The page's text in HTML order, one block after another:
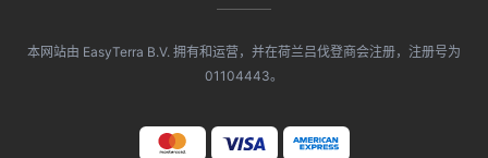
本网站由 EasyTerra B.V. 拥有和运营，并在荷兰吕伐登商会注册，注册号为
01104443。